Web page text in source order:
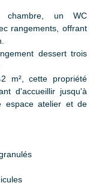
chambre, un WC
rangements, offrant
dessert trois
m², cette propriété
d'accueillir jusqu'à
espace atelier et de